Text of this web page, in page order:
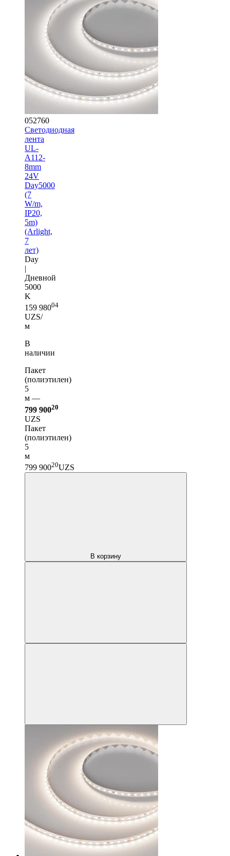
052760
Светодиодная
лента
UL-
A112-
8mm
24V
Day5000
(7
W/m,
IP20,
5m)
(Arlight,
7
лет)
Day
|
Дневной
5000
K
159 98004
UZS/
м
В
наличии
Пакет
(полиэтилен)
5
м —
799 90020
UZS
Пакет
(полиэтилен)
5
м
799 90020UZS
В корзину